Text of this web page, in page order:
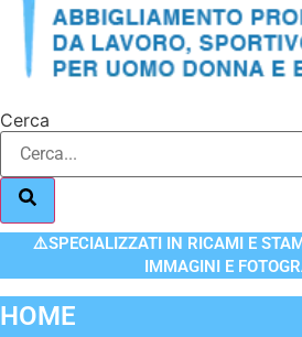
Cerca
⚠️SPECIALIZZATI IN RICAMI E
IMMAGINI E
HOME